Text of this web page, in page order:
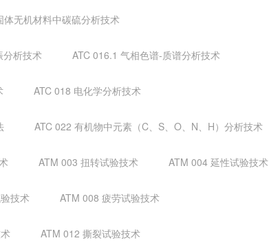
体无机材料中碳硫分析技术
分析技术 ATC 016.1 气相色谱-质谱分析技术
ATC 018 电化学分析技术
ATC 022 有机物中元素（C、S、O、N、H）分析技术
ATM 003 扭转试验技术 ATM 004 延性试验技术
技术 ATM 008 疲劳试验技术
ATM 012 撕裂试验技术